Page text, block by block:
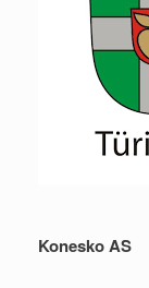
Konesko AS